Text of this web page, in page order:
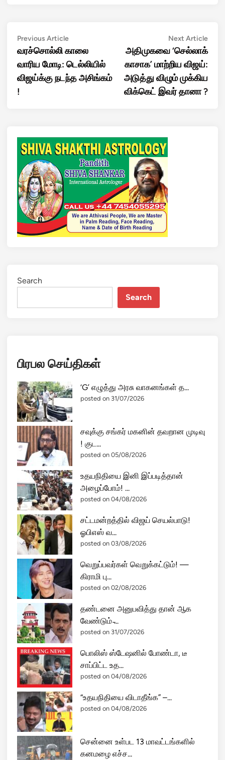
Post
navigation
Previous ArticlePrevious
article:
வரச்சொல்லி காலை
வாரிய மோடி: டெல்லியில்
விஜய்க்கு நடந்த அசிங்கம்
!
Next ArticleNext
அதிமுகவை ‘செல்லாக்
காசாக’ மாற்றிய விஜய்:
அடுத்து விழும் முக்கிய
விக்கெட் இவர் தானா ?
Search
Search
பிரபல செய்திகள்
‘G’ எழுத்து அரசு வாகனங்கள் த...
posted on 31/07/2026
சவுக்கு சங்கர் மகனின் தவறான முடிவு
! குட...
posted on 05/08/2026
உதயநிதியை இனி இப்படித்தான்
அழைப்போம்! ...
posted on 04/08/2026
சட்டமன்றத்தில் விஜய் செயல்பாடு!
ஓபிஎஸ் வ...
posted on 03/08/2026
வெறுப்பவர்கள் வெறுக்கட்டும்! —
கிராமி பு...
posted on 02/08/2026
தண்டனை அனுபவித்து தான் ஆக
வேண்டும் ̵...
posted on 31/07/2026
பொலிஸ் ஸ்டேஷனில் போண்டா, டீ
சாப்பிட்ட உத...
posted on 04/08/2026
“உதயநிதியை விடாதீங்க” –...
posted on 04/08/2026
சென்னை உள்பட 13 மாவட்டங்களில்
கனமழை எச்ச...